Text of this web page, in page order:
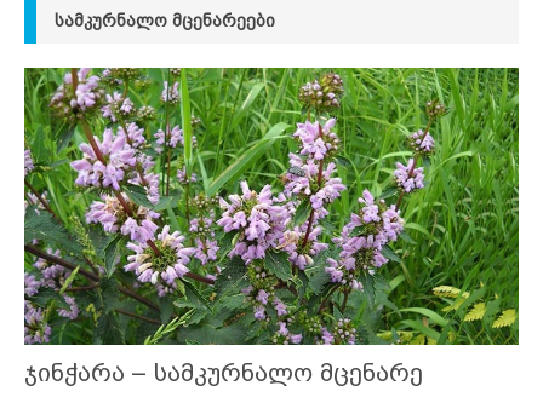
ᲡᲐᲛᲙᲣᲠᲜᲐᲚᲝ ᲛᲪᲔᲜᲐᲠᲔᲔᲑᲘ
ჯინჭარა – სამკურნალო მცენარე